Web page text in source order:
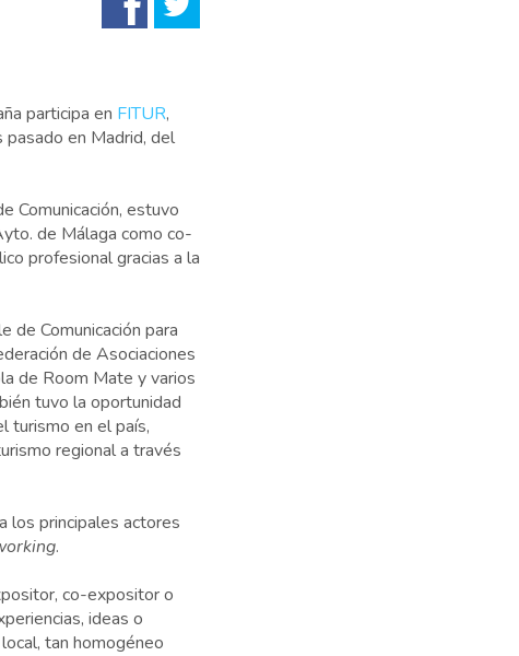
participa en FITUR,
pasado en Madrid, del
Comunicación, estuvo
de Málaga como co-
profesional gracias a la
de Comunicación para
de Asociaciones
de Room Mate y varios
tuvo la oportunidad
turismo en el país,
regional a través
los principales actores
.
co-expositor o
ideas o
tan homogéneo